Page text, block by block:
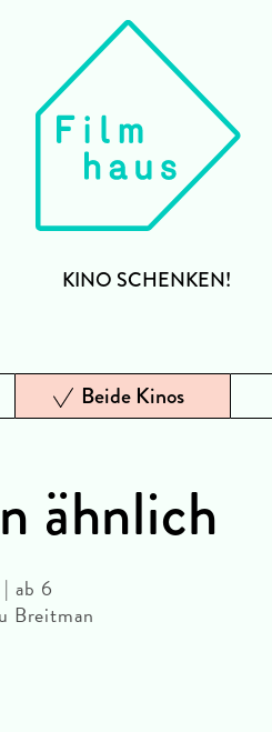
KINO SCHENKEN!
Beide Kinos
ähnlich
ab 6
Breitman